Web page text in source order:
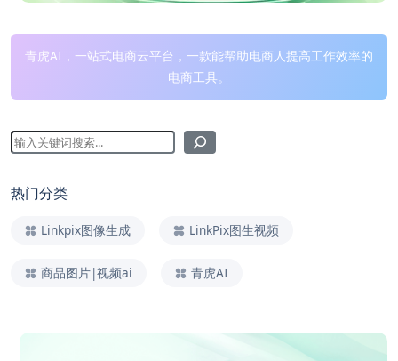
青虎AI，一站式电商云平台，一款能帮助电商人提高工作效率的
电商工具。
热门分类
Linkpix图像生成 LinkPix图生视频
商品图片|视频ai 青虎AI